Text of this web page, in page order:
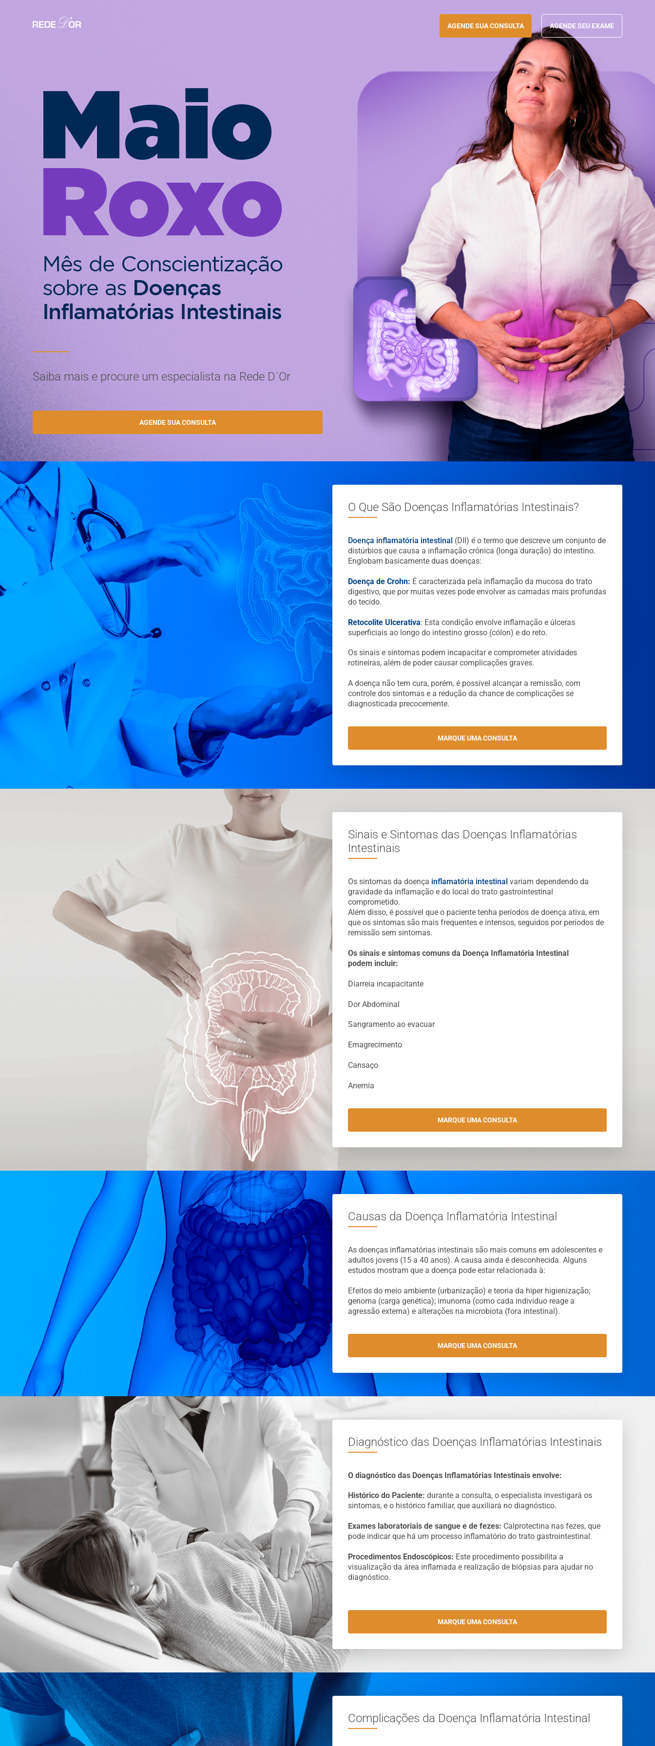
AGENDE SUA CONSULTA AGENDE SEU EXAME
Saiba mais e procure um especialista na Rede D´Or
AGENDE SUA CONSULTA
O Que São Doenças Inflamatórias Intestinais?
Doença inflamatória intestinal (DII) é o termo que descreve um conjunto de
distúrbios que causa a inflamação crônica (longa duração) do intestino.
Englobam basicamente duas doenças:
Doença de Crohn: É caracterizada pela inflamação da mucosa do trato
digestivo, que por muitas vezes pode envolver as camadas mais profundas
do tecido.
Retocolite Ulcerativa: Esta condição envolve inflamação e úlceras
superficiais ao longo do intestino grosso (cólon) e do reto.
Os sinais e sintomas podem incapacitar e comprometer atividades
rotineiras, além de poder causar complicações graves.
A doença não tem cura, porém, é possível alcançar a remissão, com
controle dos sintomas e a redução da chance de complicações se
diagnosticada precocemente.
MARQUE UMA CONSULTA
Sinais e Sintomas das Doenças Inflamatórias
Intestinais
Os sintomas da doença inflamatória intestinal variam dependendo da
gravidade da inflamação e do local do trato gastrointestinal
comprometido.
Além disso, é possível que o paciente tenha períodos de doença ativa, em
que os sintomas são mais frequentes e intensos, seguidos por períodos de
remissão sem sintomas.
Os sinais e sintomas comuns da Doença Inflamatória Intestinal
podem incluir:
Diarreia incapacitante
Dor Abdominal
Sangramento ao evacuar
Emagrecimento
Cansaço
Anemia
MARQUE UMA CONSULTA
Causas da Doença Inflamatória Intestinal
As doenças inflamatórias intestinais são mais comuns em adolescentes e
adultos jovens (15 a 40 anos). A causa ainda é desconhecida. Alguns
estudos mostram que a doença pode estar relacionada à:
Efeitos do meio ambiente (urbanização) e teoria da hiper higienização;
genoma (carga genética); imunoma (como cada indivíduo reage a
agressão externa) e alterações na microbiota (fora intestinal).
MARQUE UMA CONSULTA
Diagnóstico das Doenças Inflamatórias Intestinais
O diagnóstico das Doenças Inflamatórias Intestinais envolve:
Histórico do Paciente: durante a consulta, o especialista investigará os
sintomas, e o histórico familiar, que auxiliará no diagnóstico.
Exames laboratoriais de sangue e de fezes: Calprotectina nas fezes, que
pode indicar que há um processo inflamatório do trato gastrointestinal.
Procedimentos Endoscópicos: Este procedimento possibilita a
visualização da área inflamada e realização de biópsias para ajudar no
diagnóstico.
MARQUE UMA CONSULTA
Complicações da Doença Inflamatória Intestinal